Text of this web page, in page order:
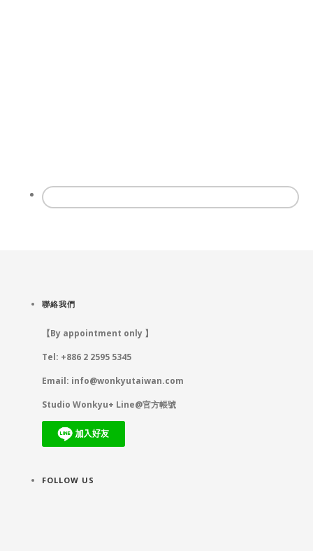
聯絡我們
【By appointment only 】
Tel: +886 2 2595 5345
Email: info@wonkyutaiwan.com
Studio Wonkyu+ Line@官方帳號
FOLLOW US